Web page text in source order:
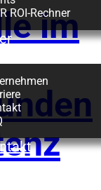
ROI-Rechner
im